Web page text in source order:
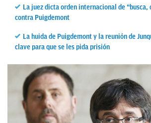
La juez dicta orden internacional de “busca,
contra Puigdemont
La huida de Puigdemont y la reunión de
clave para que se les pida prisión